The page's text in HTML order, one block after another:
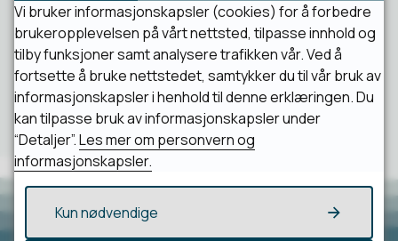
Ja Nei
Vi bruker informasjonskapsler (cookies) for å forbedre
brukeropplevelsen på vårt nettsted, tilpasse innhold og
tilby funksjoner samt analysere trafikken vår. Ved å
fortsette å bruke nettstedet, samtykker du til vår bruk av
informasjonskapsler i henhold til denne erklæringen. Du
kan tilpasse bruk av informasjonskapsler under
“Detaljer”.Les mer om personvern og
informasjonskapsler.
Kun nødvendige